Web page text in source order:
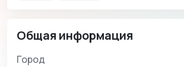
Общая информация
Город